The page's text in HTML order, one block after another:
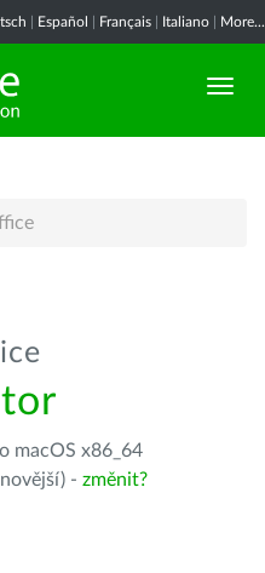
Español Français Italiano More...
macOS x86_64
- změnit?